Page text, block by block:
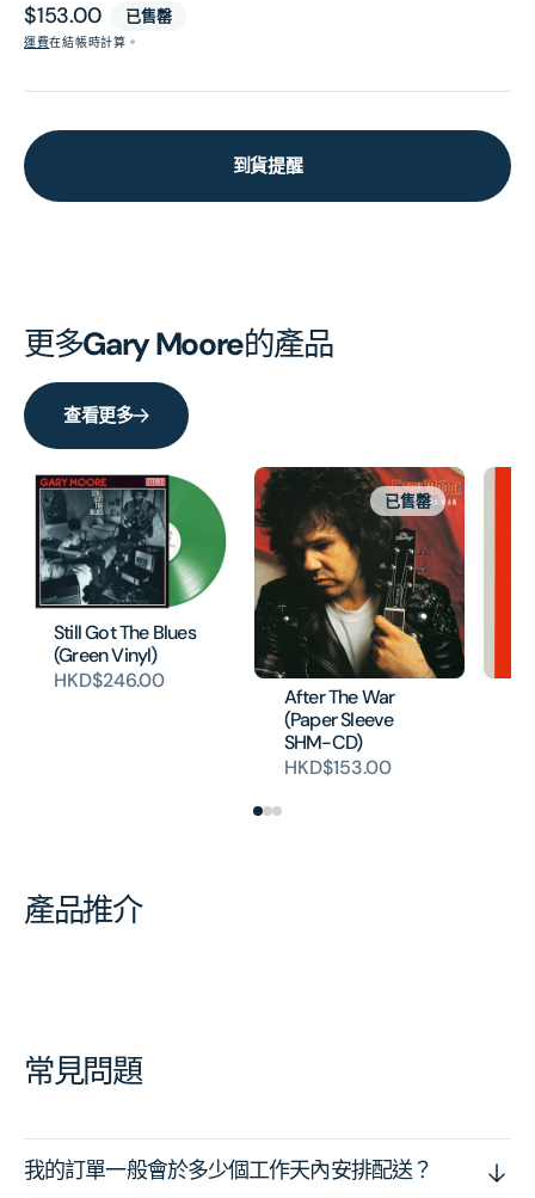
原
價
$153.00 已售罄
運費在結帳時計算。
到貨提醒
更多Gary Moore的產品
查看更多
Still Got The Blues
(Green Vinyl)
HKD$246.00
After The War
(Paper Sleeve
SHM-CD)
HKD$153.00
已售罄
產品推介
常見問題
我的訂單一般會於多少個工作天內安排配送？